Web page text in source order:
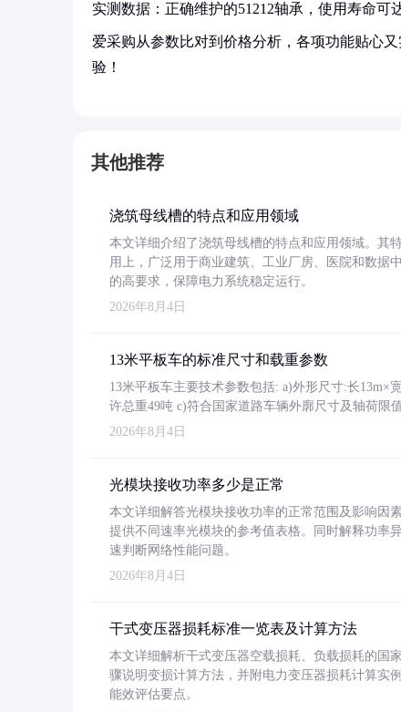
实测数据：正确维护的51212轴承，使用寿命可
爱采购从参数比对到价格分析，各项功能贴心
验！
其他推荐
浇筑母线槽的特点和应用领域
本文详细介绍了浇筑母线槽的特点和应用领域。其
用上，广泛用于商业建筑、工业厂房、医院和数据
的高要求，保障电力系统稳定运行。
2026年8月4日
13米平板车的标准尺寸和载重参数
13米平板车主要技术参数包括: a)外形尺寸:长13m×
许总重49吨 c)符合国家道路车辆外廓尺寸及轴荷限
2026年8月4日
光模块接收功率多少是正常
本文详细解答光模块接收功率的正常范围及影响因
提供不同速率光模块的参考值表格。同时解释功率
速判断网络性能问题。
2026年8月4日
干式变压器损耗标准一览表及计算方法
本文详细解析干式变压器空载损耗、负载损耗的国
骤说明变损计算方法，并附电力变压器损耗计算实
能效评估要点。